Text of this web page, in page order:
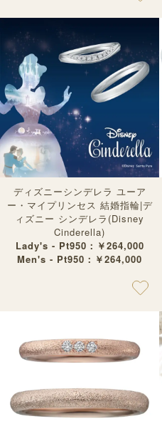
ディズニーシンデレラ ユーア
ー・マイプリンセス 結婚指輪|デ
ィズニー シンデレラ(Disney
Cinderella)
Lady's - Pt950：￥264,000
Men's - Pt950：￥264,000